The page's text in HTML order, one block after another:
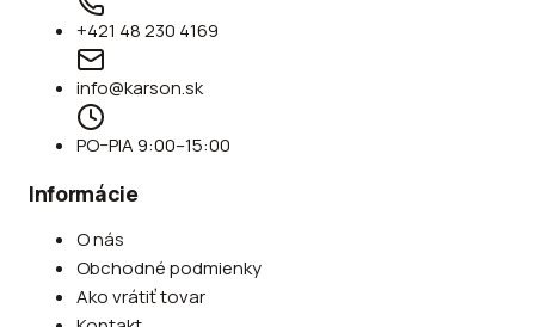
+421 48 230 4169
info@karson.sk
PO–PIA 9:00–15:00
Informácie
O nás
Obchodné podmienky
Ako vrátiť tovar